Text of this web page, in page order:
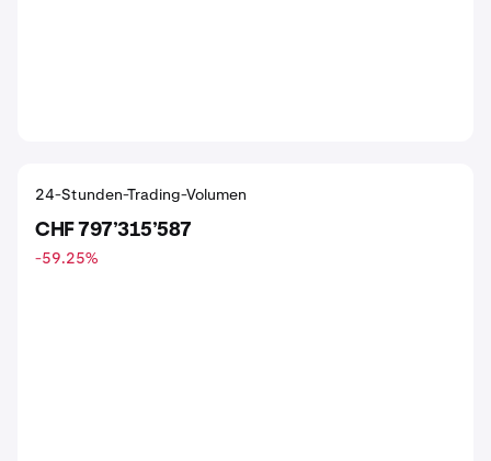
24-Stunden-Trading-Volumen
CHF 797’315’587
-59.25%